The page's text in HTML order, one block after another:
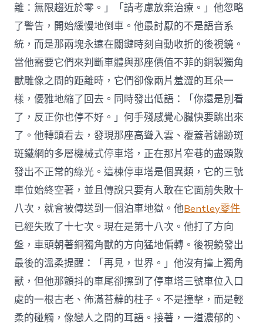
離：無限趨近於零。」「請考慮放棄治療。」他忽略
了警告，開始緩慢地倒車。他最討厭的不是語音系
統，而是那兩塊永遠在關鍵時刻自動收折的後視鏡。
當他需要它們來判斷車體與那座價值不菲的銅製獨角
獸雕像之間的距離時，它們卻像兩片羞澀的耳朵一
樣，優雅地縮了回去。同時發出低語：「你還是別看
了，反正你也停不好。」何手殘感覺心臟快要跳出來
了。他轉頭看去，發現那座高聳入雲、覆蓋著鏽跡斑
斑鐵網的多層機械式停車塔，正在那片窄巷的盡頭散
發出不正常的綠光。這棟停車塔是個異類，它的三號
車位始終空著，並且傳說只要有人敢在它面前失敗十
八次，就會被傳送到一個泊車地獄。他Bentley零件
已經失敗了十七次。現在是第十八次。他打了方向
盤，車頭朝著銅獨角獸的方向猛地偏轉。後視鏡發出
最後的溫柔提醒：「再見，世界。」他沒有撞上獨角
獸，但他那顫抖的車尾卻擦到了停車塔三號車位入口
處的一根古老、佈滿苔蘚的柱子。不是撞擊，而是輕
柔的碰觸，像戀人之間的耳語。接著，一道濃郁的、